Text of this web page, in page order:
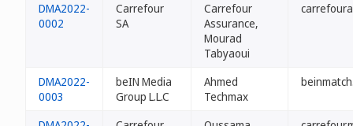
DMA2022-
0002
Carrefour
SA
Carrefour
Assurance,
Mourad
Tabyaoui
DMA2022-
0003
beIN Media
Group L.L.C
Ahmed
Techmax